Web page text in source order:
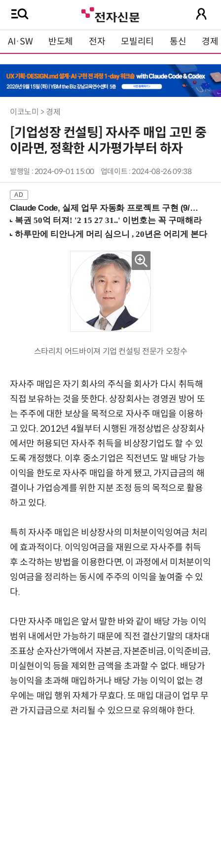
AI·SW 반도체 전자 모빌리티 통신 경제
이코노미 > 경제
[기업성장 컨설팅] 자사주 매입 고민 중
이라면, 정확한 시가평가부터 하자
발행일 : 2024-09-01 15:00 업데이트 : 2024-08-26 09:38
Claude Code, 실제 업무 자동화 프로젝트 구현 (9/16 ~17 강남역)
스타리치 어드바이져 기업 컨설팅 전문가 오창수
자사주 매입은 자기 회사의 주식을 회사가 다시 취득해
직접 보유하는 것을 뜻한다. 상장회사는 경영권 방어 또
는 주주에 대한 보상을 목적으로 자사주 매입을 이용하
고 있다. 2012년 4월부터 시행된 개정상법은 상장회사
에서만 허용되던 자사주 취득을 비상장기업도 할 수 있
도록 개정했다. 이후 중소기업은 직전년도 말 배당 가능
이익을 한도로 자사주 매입을 하게 됐고, 가지급금의 해
결이나 가업승계를 위한 지분 조정 등의 목적으로 활용
하고 있다.
특히 자사주 매입은 비상장사의 미처분이익잉여금 처리
에 효과적이다. 이익잉여금을 재원으로 자사주를 취득
후 소각하는 방법을 이용한다면, 이 과정에서 미처분이익
잉여금을 정리하는 동시에 주주의 이익을 높여줄 수 있
다.
다만 자사주 매입은 앞서 말한 바와 같이 배당 가능 이익
범위 내에서만 가능하기 때문에 직전 결산기말의 대차대
조표상 순자산가액에서 자본금, 자본준비금, 이익준비금,
미실현이익 등을 제외한 금액을 초과할 수 없다. 배당가
능이익을 초과해 매입하거나 배당 가능 이익이 없는 경
우에는 매입 행위 자체가 무효다. 또 매입 대금이 업무 무
관 가지급금으로 처리될 수 있으므로 유의해야 한다.